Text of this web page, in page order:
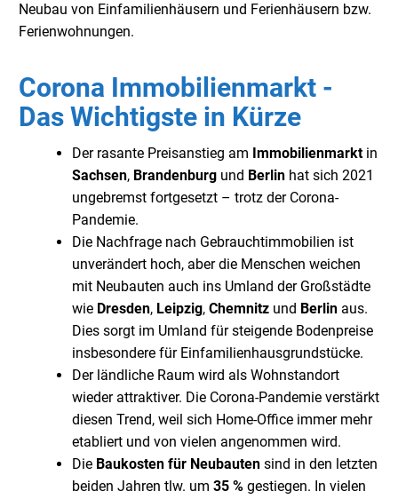
Neubau von Einfamilienhäusern und Ferienhäusern bzw.
Ferienwohnungen.
Corona Immobilienmarkt -
Das Wichtigste in Kürze
Der rasante Preisanstieg am Immobilienmarktin
Sachsen, Brandenburg und Berlin hat sich 2021
ungebremst fortgesetzt – trotz der Corona-
Pandemie.
Die Nachfrage nach Gebrauchtimmobilien ist
unverändert hoch, aber die Menschen weichen
mit Neubauten auch ins Umland der Großstädte
wie Dresden, Leipzig, Chemnitz und Berlin aus.
Dies sorgt im Umland für steigende Bodenpreise
insbesondere für Einfamilienhausgrundstücke.
Der ländliche Raum wird als Wohnstandort
wieder attraktiver. Die Corona-Pandemie verstärkt
diesen Trend, weil sich Home-Office immer mehr
etabliert und von vielen angenommen wird.
Die Baukosten für Neubauten sind in den letzten
beiden Jahren tlw. um 35 % gestiegen. In vielen